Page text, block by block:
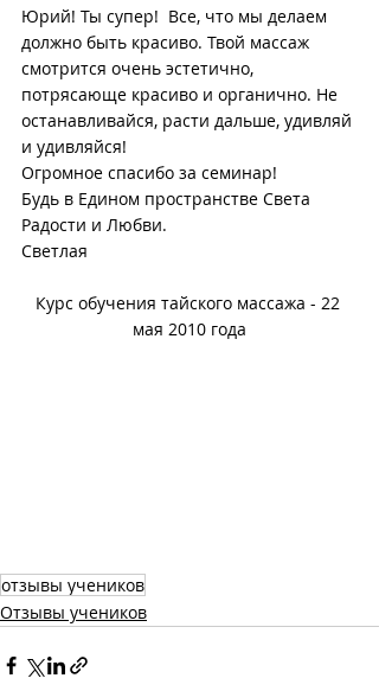
Юрий! Ты супер!  Все, что мы делаем
должно быть красиво. Твой массаж
смотрится очень эстетично,
потрясающе красиво и органично. Не
останавливайся, расти дальше, удивляй
и удивляйся!
Огромное спасибо за семинар!
Будь в Едином пространстве Света
Радости и Любви.
Светлая
Курс обучения тайского массажа - 22
мая 2010 года
отзывы учеников
Отзывы учеников